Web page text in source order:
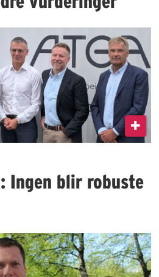
Ingen blir robuste